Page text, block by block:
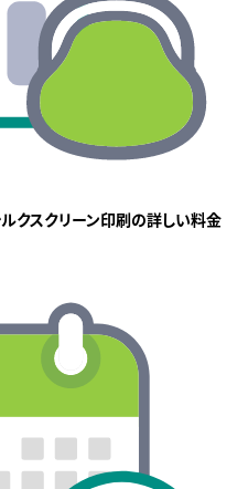
クスクリーン印刷の詳しい料金